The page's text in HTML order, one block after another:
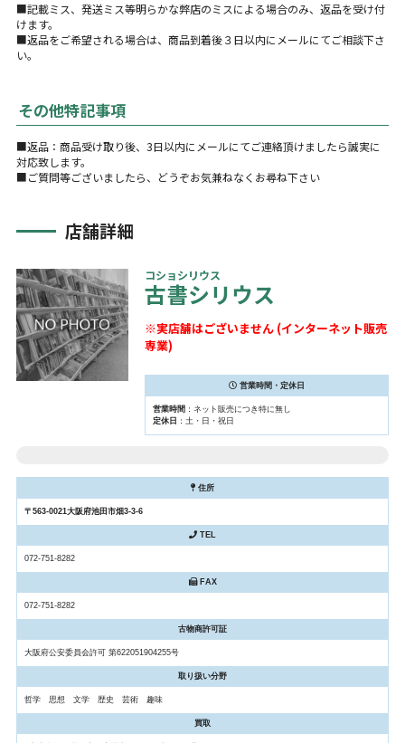
■記載ミス、発送ミス等明らかな弊店のミスによる場合のみ、返品を受け付
けます。
■返品をご希望される場合は、商品到着後３日以内にメールにてご相談下さ
い。
その他特記事項
■返品：商品受け取り後、3日以内にメールにてご連絡頂けましたら誠実に
対応致します。
■ご質問等ございましたら、どうぞお気兼ねなくお尋ね下さい
店舗詳細
コショシリウス
古書シリウス
※実店舗はございません (インターネット販売
専業)
営業時間・定休日
営業時間 ：ネット販売につき特に無し
定休日 ：土・日・祝日
住所
〒563-0021大阪府池田市畑3-3-6
TEL
072-751-8282
FAX
072-751-8282
古物商許可証
大阪府公安委員会許可 第622051904255号
取り扱い分野
哲学 思想 文学 歴史 芸術 趣味
買取